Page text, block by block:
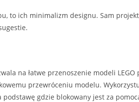
to ich minimalizm designu. Sam
na łatwe przenoszenie modeli
przewróceniu modelu.
gdzie blokowany jest za